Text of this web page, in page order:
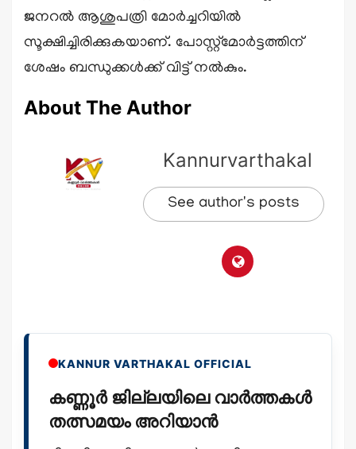
ജനറല്‍ ആശുപത്രി മോര്‍ച്ചറിയില്‍
സൂക്ഷിച്ചിരിക്കുകയാണ്. പോസ്റ്റ്‌മോര്‍ട്ടത്തിന്
ശേഷം ബന്ധുക്കള്‍ക്ക് വിട്ട് നല്‍കും.
About The Author
Kannurvarthakal
See author's posts
KANNUR VARTHAKAL OFFICIAL
കണ്ണൂർ ജില്ലയിലെ വാർത്തകൾ
തത്സമയം അറിയാൻ